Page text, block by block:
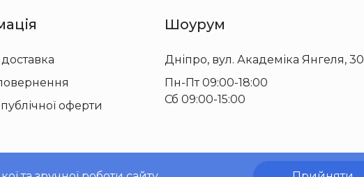
оферти
Шоурум
Дніпро, вул. Академіка Янгеля, 30
Пн-Пт 09:00-18:00
Сб 09:00-15:00